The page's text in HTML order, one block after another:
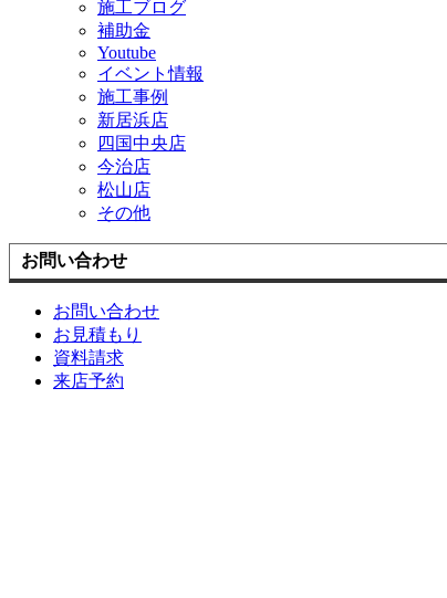
施工ブログ
補助金
Youtube
イベント情報
施工事例
新居浜店
四国中央店
今治店
松山店
その他
お問い合わせ
お問い合わせ
お見積もり
資料請求
来店予約